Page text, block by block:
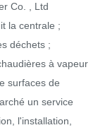
Co. , Ltd
la centrale ;
déchets ;
à vapeur
surfaces de
un service
l'installation,